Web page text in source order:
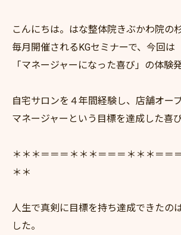
こんにちは。はな整体院きぶかわ院の杉
毎月開催されるKGセミナーで、今回は
「マネージャーになった喜び」の体験
自宅サロンを４年間経験し、店舗オー
マネージャーという目標を達成した喜び
＊＊＊＝＝＝＊＊＊＝＝＝＊＊＊＝＝
＊＊
人生で真剣に目標を持ち達成できたの
した。